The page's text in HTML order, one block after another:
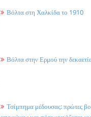
Βόλτα στη Χαλκίδα το 1910
Βόλτα στην Ερμού την
Τσίμπημα μέδουσας: πρώτες